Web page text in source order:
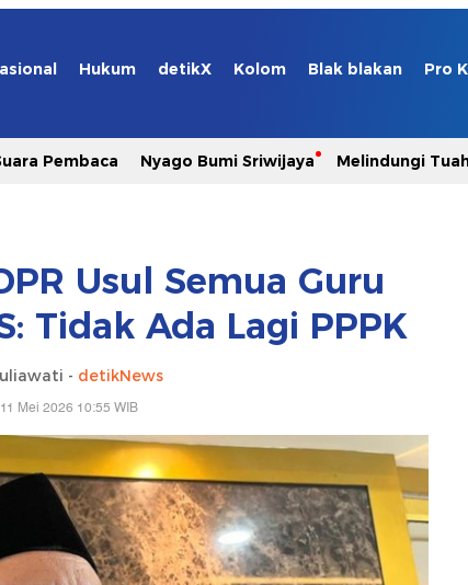
Hukum detikX Kolom Blak blakan Pro
Pembaca Nyago Bumi Sriwijaya Melindungi
Usul Semua Guru
Tidak Ada Lagi PPPK
- detikNews
Mei 2026 10:55 WIB